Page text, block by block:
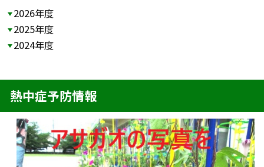
2026年度
2025年度
2024年度
熱中症予防情報